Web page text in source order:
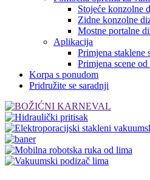
Stojeće konzolne
Zidne konzolne
Mostne portalne
Aplikacija
Primjena staklene
Primjena scene od
Korpa s ponudom
Pridružite se saradnji